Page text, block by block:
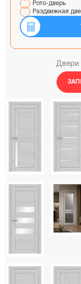
Рото-дверь
Раздвижная
Двери